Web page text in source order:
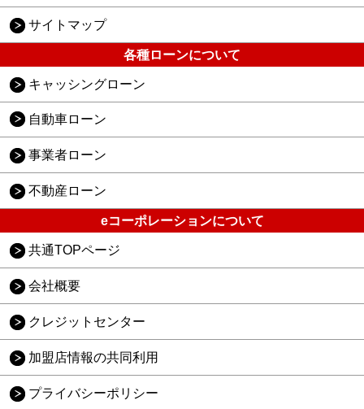
サイトマップ
各種ローンについて
キャッシングローン
自動車ローン
事業者ローン
不動産ローン
eコーポレーションについて
共通TOPページ
会社概要
クレジットセンター
加盟店情報の共同利用
プライバシーポリシー